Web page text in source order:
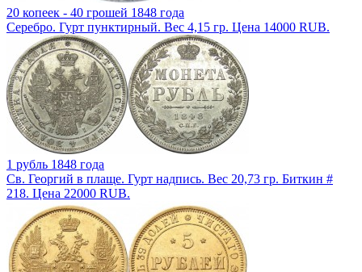
20 копеек - 40 грошей 1848 года
Серебро. Гурт пунктирный. Вес 4,15 гр. Цена 14000 RUB.
1 рубль 1848 года
Св. Георгий в плаще. Гурт надпись. Вес 20,73 гр. Биткин #
218. Цена 22000 RUB.